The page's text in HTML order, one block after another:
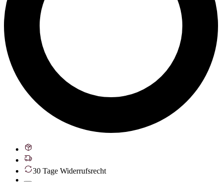
30 Tage Widerrufsrecht